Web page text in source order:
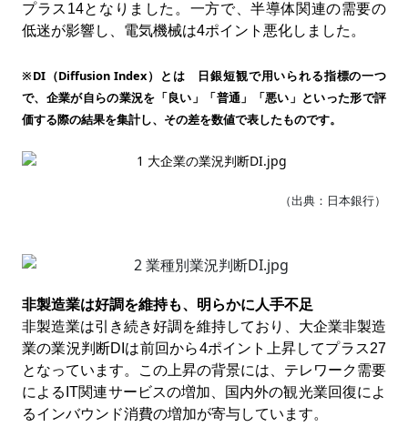
プラス 14となりました。一方で、半導体関連の需要の
低迷が影響し、電気機械は4ポイント悪化しました。
※DI（Diffusion Index）とは 日銀短観で用いられる指標の一つ
で、企業が自らの業況を「良い」「普通」「悪い」といった形で評
価する際の結果を集計し、その差を数値で表したものです。
（出典：日本銀行）
非製造業は好調を維持も、明らかに人手不足
非製造業は引き続き好調を維持しており、大企業非製造
業の業況判断DI は前回から4ポイント上昇してプラス27
となっています。この上昇の背景には、テレワーク需要
による IT関連サービスの増加、国内外の観光業回復によ
るインバウンド消費の増加が寄与しています。